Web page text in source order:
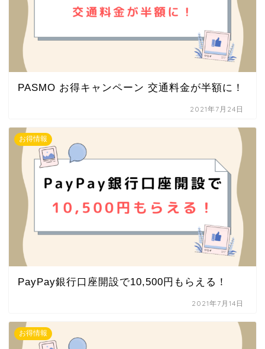
PASMO お得キャンペーン 交通料金が半額に！
2021年7月24日
お得情報
PayPay銀行口座開設で10,500円もらえる！
2021年7月14日
お得情報